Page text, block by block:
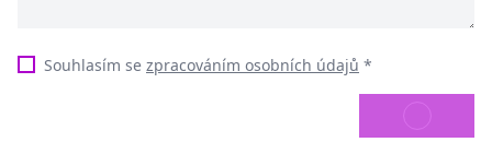
Souhlasím se zpracováním osobních údajů *